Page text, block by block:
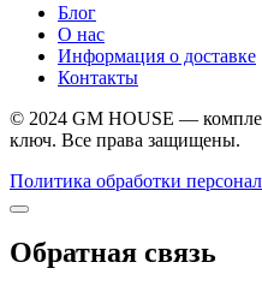
Блог
О нас
Информация о доставке
Контакты
© 2024 GM HOUSE —
ключ. Все права защищены.
Политика обработки
Обратная связь